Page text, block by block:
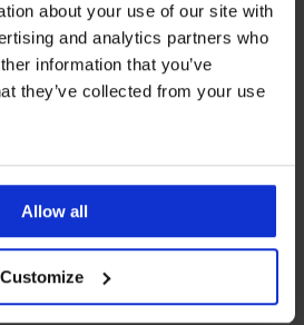
about your use of our site with
and analytics partners who
information that you’ve
they’ve collected from your use
Allow all
Customize
kratke